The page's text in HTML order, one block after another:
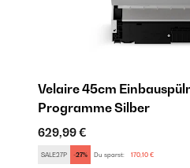
Velaire 45cm
Programme​ Silber
629,99 €
SALE27P -27% Du sparst: 170,10 €